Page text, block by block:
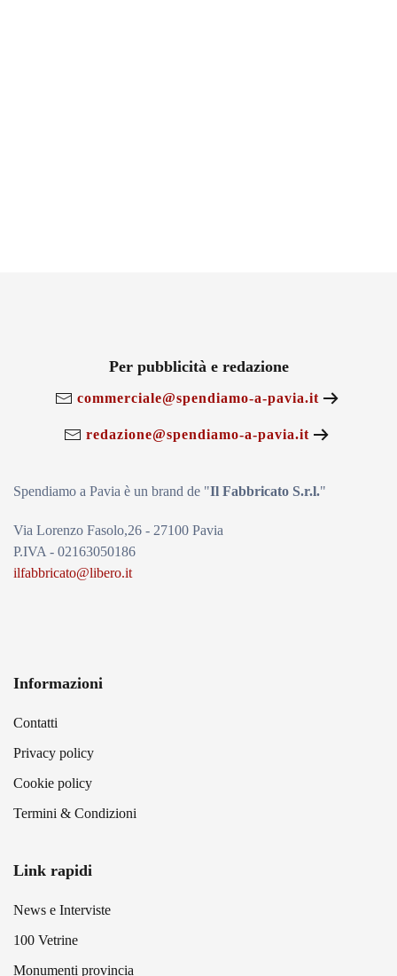
Per pubblicità e redazione
commerciale@spendiamo-a-pavia.it
redazione@spendiamo-a-pavia.it
Spendiamo a Pavia è un brand de "Il Fabbricato S.r.l."
Via Lorenzo Fasolo,26 - 27100 Pavia
P.IVA - 02163050186
ilfabbricato@libero.it
Informazioni
Contatti
Privacy policy
Cookie policy
Termini & Condizioni
Link rapidi
News e Interviste
100 Vetrine
Monumenti provincia